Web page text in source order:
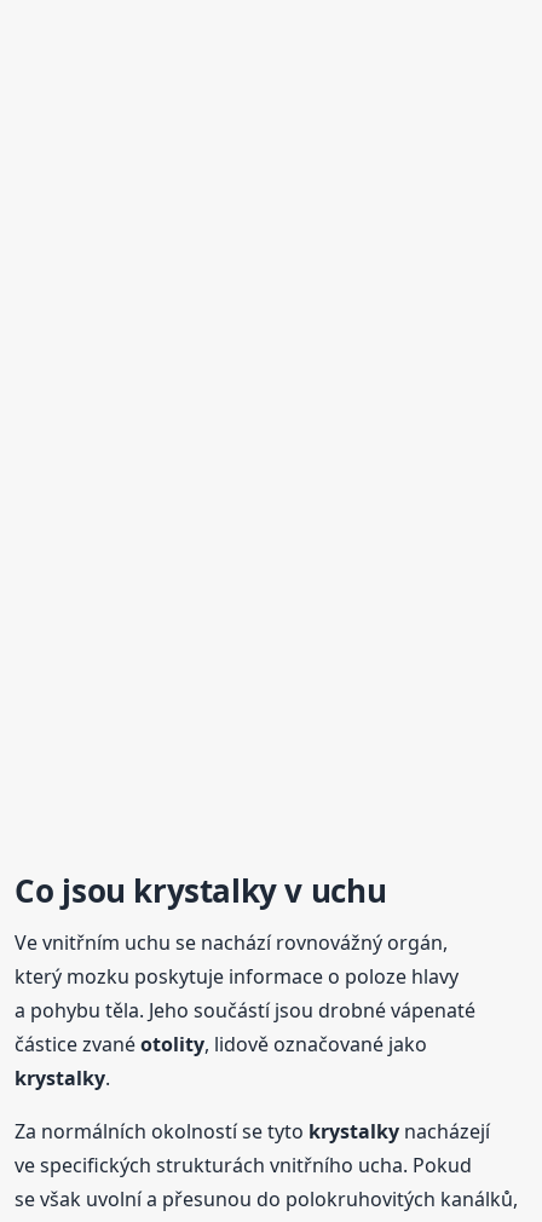
Co jsou krystalkyv uchu
Ve vnitřním uchu se nachází rovnovážný orgán,
který mozku poskytuje informace o poloze hlavy
a pohybu těla. Jeho součástí jsou drobné vápenaté
částice zvanéotolity, lidově označované jako
krystalky.
Za normálních okolností se tyto krystalky nacházejí
ve specifických strukturách vnitřního ucha. Pokud
se však uvolní a přesunou do polokruhovitých kanálků,